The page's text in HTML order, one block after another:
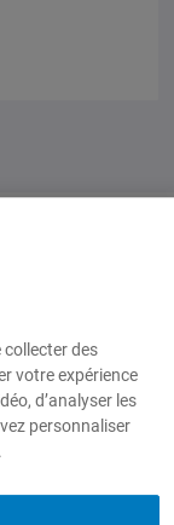
des
votre expérience
d’analyser les
personnaliser